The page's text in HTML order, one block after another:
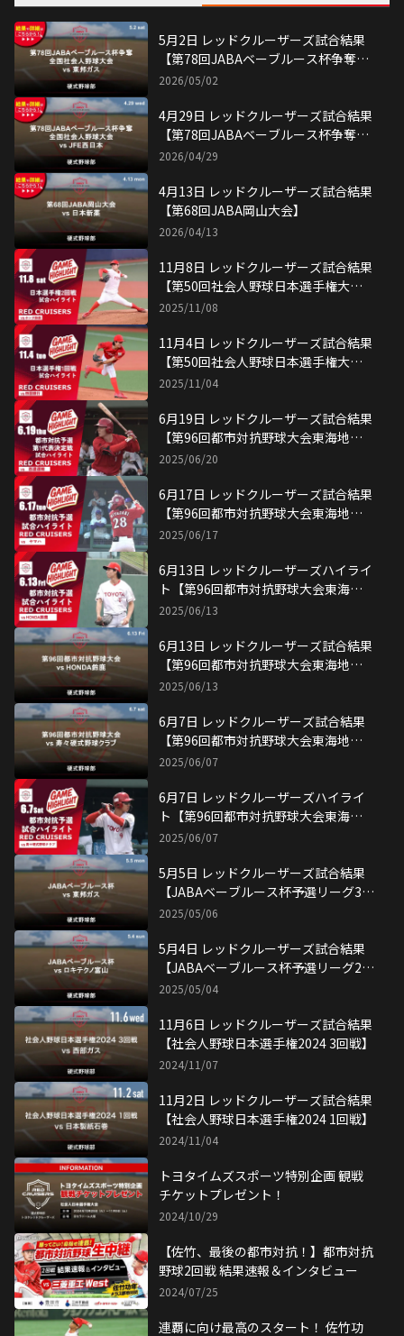
5月2日 レッドクルーザーズ試合結果
【第78回JABAベーブルース杯争奪全
国社会人野球大会】
2026/05/02
4月29日 レッドクルーザーズ試合結果
【第78回JABAベーブルース杯争奪全
国社会人野球大会】
2026/04/29
4月13日 レッドクルーザーズ試合結果
【第68回JABA岡山大会】
2026/04/13
11月8日 レッドクルーザーズ試合結果
【第50回社会人野球日本選手権大会2
回戦】
2025/11/08
11月4日 レッドクルーザーズ試合結果
【第50回社会人野球日本選手権大会1
回戦】
2025/11/04
6月19日 レッドクルーザーズ試合結果
【第96回都市対抗野球大会東海地区2
次予選 第1代表決定戦】
2025/06/20
6月17日 レッドクルーザーズ試合結果
【第96回都市対抗野球大会東海地区2
次予選】
2025/06/17
6月13日 レッドクルーザーズハイライ
ト【第96回都市対抗野球大会東海地
区2次予選】
2025/06/13
6月13日 レッドクルーザーズ試合結果
【第96回都市対抗野球大会東海地区2
次予選】
2025/06/13
6月7日 レッドクルーザーズ試合結果
【第96回都市対抗野球大会東海地区2
次予選】
2025/06/07
6月7日 レッドクルーザーズハイライ
ト【第96回都市対抗野球大会東海地
区2次予選】
2025/06/07
5月5日 レッドクルーザーズ試合結果
【JABAベーブルース杯予選リーグ3戦
目】
2025/05/06
5月4日 レッドクルーザーズ試合結果
【JABAベーブルース杯予選リーグ2戦
目】
2025/05/04
11月6日 レッドクルーザーズ試合結果
【社会人野球日本選手権2024 3回戦】
2024/11/07
11月2日 レッドクルーザーズ試合結果
【社会人野球日本選手権2024 1回戦】
2024/11/04
トヨタイムズスポーツ特別企画 観戦
チケットプレゼント！
2024/10/29
【佐竹、最後の都市対抗！】都市対抗
野球2回戦 結果速報＆インタビュー
2024/07/25
連覇に向け最高のスタート！ 佐竹功